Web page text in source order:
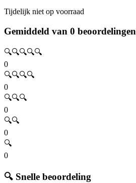
Tijdelijk niet op voorraad
Gemiddeld van 0 beoordelingen
🔍🔍🔍🔍🔍
0
🔍🔍🔍🔍
0
🔍🔍🔍
0
🔍🔍
0
🔍
0
🔍 Snelle beoordeling